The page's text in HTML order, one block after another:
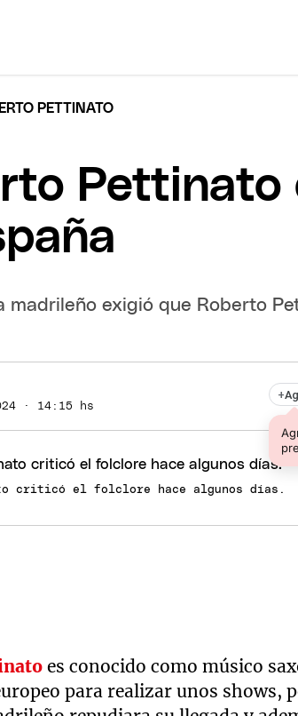
PETTINATO
madrileño exigió que Roberto
· 14:15 hs
+
criticó el folclore hace algunos días.
es conocido como músico
para realizar unos shows,